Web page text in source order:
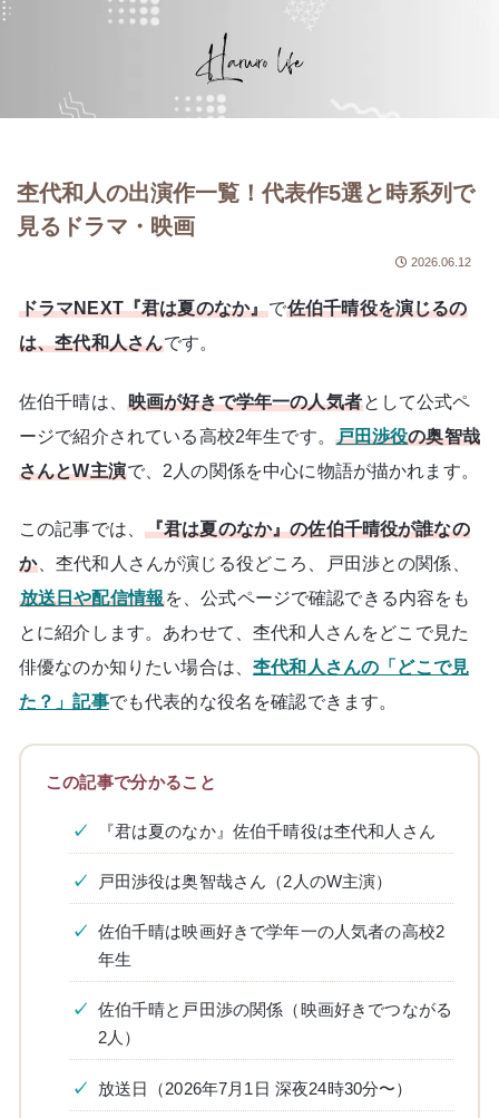
杢代和人の出演作一覧！代表作5選と時系列で
見るドラマ・映画
2026.06.12
ドラマNEXT『君は夏のなか』で佐伯千晴役を演じるの
は、杢代和人さんです。
佐伯千晴は、 映画が好きで学年一の人気者として公式ペ
ージで紹介されている高校2年生です。 戸田渉役の奥智哉
さんとW主演で、2人の関係を中心に物語が描かれます。
この記事では、『君は夏のなか』の佐伯千晴役が誰なの
か、杢代和人さんが演じる役どころ、戸田渉との関係、
放送日や配信情報を、公式ページで確認できる内容をも
とに紹介します。あわせて、杢代和人さんをどこで見た
俳優なのか知りたい場合は、杢代和人さんの「どこで見
た？」記事でも代表的な役名を確認できます。
この記事で分かること
『君は夏のなか』佐伯千晴役は杢代和人さん
戸田渉役は奥智哉さん（2人のW主演）
佐伯千晴は映画好きで学年一の人気者の高校2
年生
佐伯千晴と戸田渉の関係（映画好きでつながる
2人）
放送日（2026年7月1日 深夜24時30分〜）